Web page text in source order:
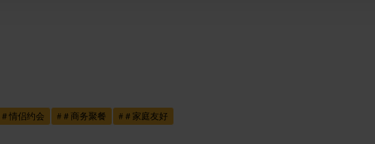
＃情侣约会 # ＃商务聚餐 # ＃家庭友好